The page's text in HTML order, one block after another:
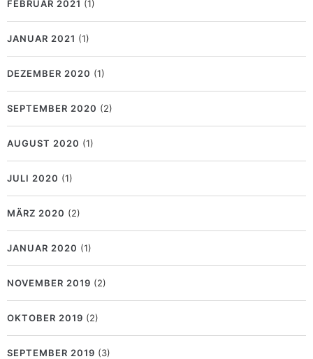
FEBRUAR 2021 (1)
JANUAR 2021 (1)
DEZEMBER 2020 (1)
SEPTEMBER 2020 (2)
AUGUST 2020 (1)
JULI 2020 (1)
MÄRZ 2020 (2)
JANUAR 2020 (1)
NOVEMBER 2019 (2)
OKTOBER 2019 (2)
SEPTEMBER 2019 (3)